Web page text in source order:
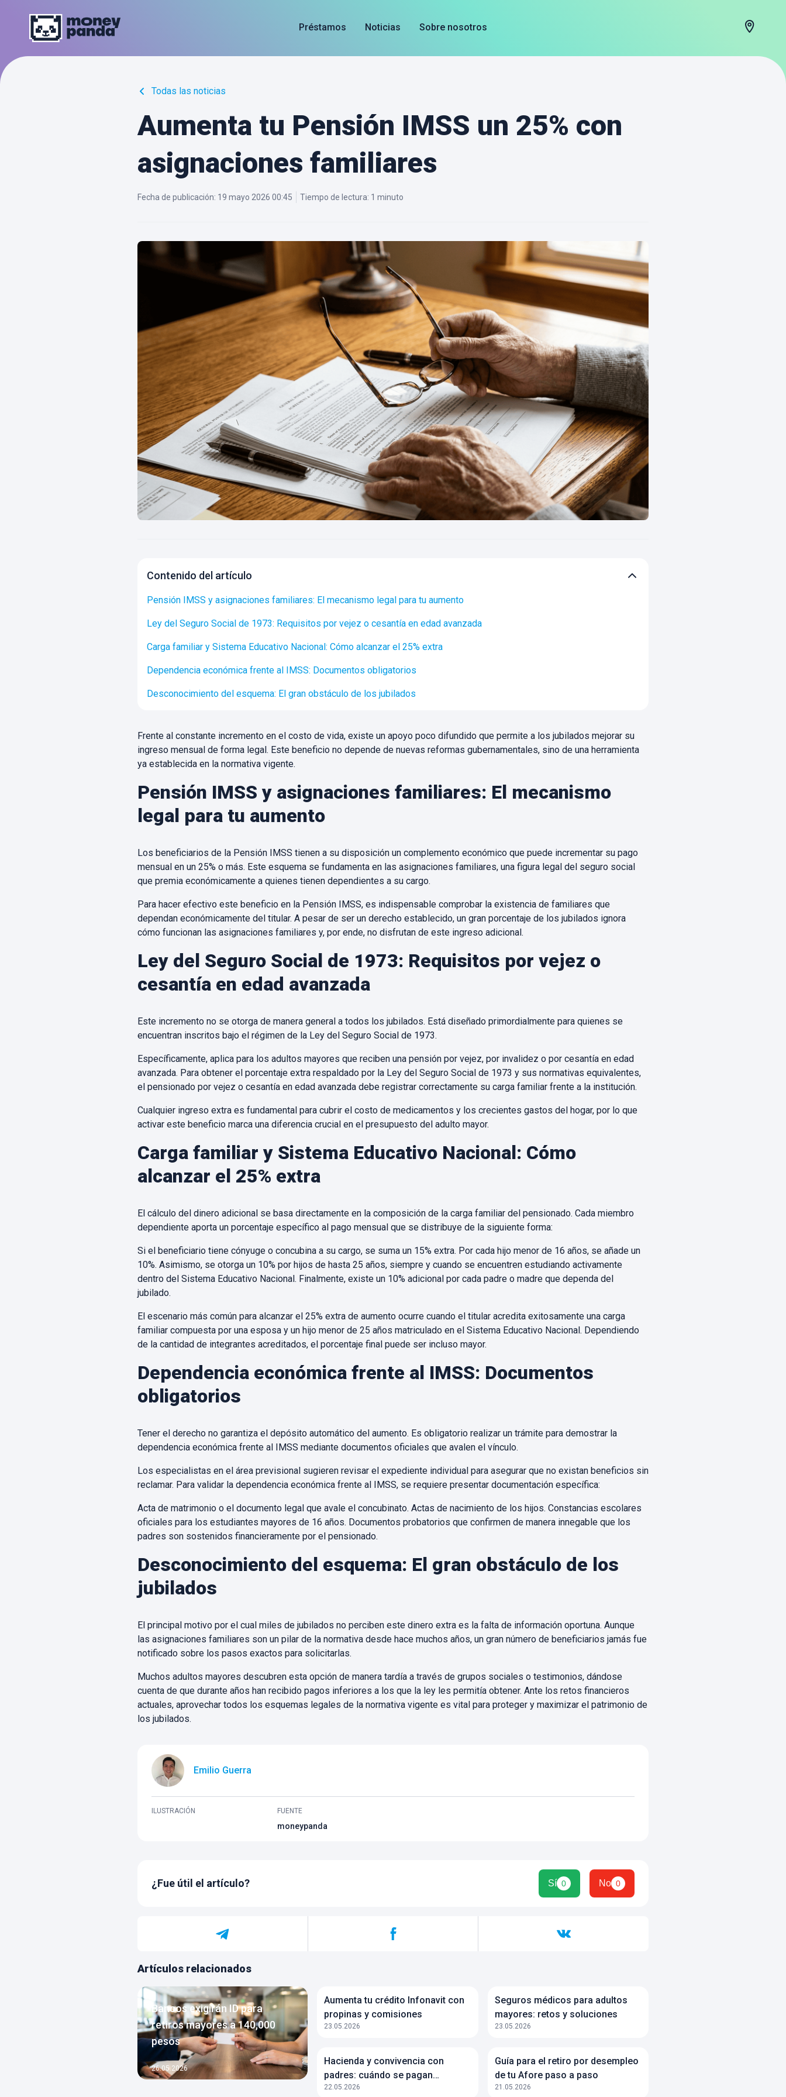
Préstamos Noticias Sobre nosotros
Todas las noticias
Aumenta tu Pensión IMSS un 25% con
asignaciones familiares
Fecha de publicación: 19 mayo 2026 00:45 Tiempo de lectura: 1 minuto
Contenido del artículo
Pensión IMSS y asignaciones familiares: El mecanismo legal para tu aumento
Ley del Seguro Social de 1973: Requisitos por vejez o cesantía en edad avanzada
Carga familiar y Sistema Educativo Nacional: Cómo alcanzar el 25% extra
Dependencia económica frente al IMSS: Documentos obligatorios
Desconocimiento del esquema: El gran obstáculo de los jubilados
Frente al constante incremento en el costo de vida, existe un apoyo poco difundido que permite a los jubilados mejorar su
ingreso mensual de forma legal. Este beneficio no depende de nuevas reformas gubernamentales, sino de una herramienta
ya establecida en la normativa vigente.
Pensión IMSS y asignaciones familiares: El mecanismo
legal para tu aumento
Los beneficiarios de la Pensión IMSS tienen a su disposición un complemento económico que puede incrementar su pago
mensual en un 25% o más. Este esquema se fundamenta en las asignaciones familiares, una figura legal del seguro social
que premia económicamente a quienes tienen dependientes a su cargo.
Para hacer efectivo este beneficio en la Pensión IMSS, es indispensable comprobar la existencia de familiares que
dependan económicamente del titular. A pesar de ser un derecho establecido, un gran porcentaje de los jubilados ignora
cómo funcionan las asignaciones familiares y, por ende, no disfrutan de este ingreso adicional.
Ley del Seguro Social de 1973: Requisitos por vejez o
cesantía en edad avanzada
Este incremento no se otorga de manera general a todos los jubilados. Está diseñado primordialmente para quienes se
encuentran inscritos bajo el régimen de la Ley del Seguro Social de 1973.
Específicamente, aplica para los adultos mayores que reciben una pensión por vejez, por invalidez o por cesantía en edad
avanzada. Para obtener el porcentaje extra respaldado por la Ley del Seguro Social de 1973 y sus normativas equivalentes,
el pensionado por vejez o cesantía en edad avanzada debe registrar correctamente su carga familiar frente a la institución.
Cualquier ingreso extra es fundamental para cubrir el costo de medicamentos y los crecientes gastos del hogar, por lo que
activar este beneficio marca una diferencia crucial en el presupuesto del adulto mayor.
Carga familiar y Sistema Educativo Nacional: Cómo
alcanzar el 25% extra
El cálculo del dinero adicional se basa directamente en la composición de la carga familiar del pensionado. Cada miembro
dependiente aporta un porcentaje específico al pago mensual que se distribuye de la siguiente forma:
Si el beneficiario tiene cónyuge o concubina a su cargo, se suma un 15% extra. Por cada hijo menor de 16 años, se añade un
10%. Asimismo, se otorga un 10% por hijos de hasta 25 años, siempre y cuando se encuentren estudiando activamente
dentro del Sistema Educativo Nacional. Finalmente, existe un 10% adicional por cada padre o madre que dependa del
jubilado.
El escenario más común para alcanzar el 25% extra de aumento ocurre cuando el titular acredita exitosamente una carga
familiar compuesta por una esposa y un hijo menor de 25 años matriculado en el Sistema Educativo Nacional. Dependiendo
de la cantidad de integrantes acreditados, el porcentaje final puede ser incluso mayor.
Dependencia económica frente al IMSS: Documentos
obligatorios
Tener el derecho no garantiza el depósito automático del aumento. Es obligatorio realizar un trámite para demostrar la
dependencia económica frente al IMSS mediante documentos oficiales que avalen el vínculo.
Los especialistas en el área previsional sugieren revisar el expediente individual para asegurar que no existan beneficios sin
reclamar. Para validar la dependencia económica frente al IMSS, se requiere presentar documentación específica:
Acta de matrimonio o el documento legal que avale el concubinato. Actas de nacimiento de los hijos. Constancias escolares
oficiales para los estudiantes mayores de 16 años. Documentos probatorios que confirmen de manera innegable que los
padres son sostenidos financieramente por el pensionado.
Desconocimiento del esquema: El gran obstáculo de los
jubilados
El principal motivo por el cual miles de jubilados no perciben este dinero extra es la falta de información oportuna. Aunque
las asignaciones familiares son un pilar de la normativa desde hace muchos años, un gran número de beneficiarios jamás fue
notificado sobre los pasos exactos para solicitarlas.
Muchos adultos mayores descubren esta opción de manera tardía a través de grupos sociales o testimonios, dándose
cuenta de que durante años han recibido pagos inferiores a los que la ley les permitía obtener. Ante los retos financieros
actuales, aprovechar todos los esquemas legales de la normativa vigente es vital para proteger y maximizar el patrimonio de
los jubilados.
Emilio Guerra
ILUSTRACIÓN FUENTE
moneypanda
¿Fue útil el artículo? Sí 0 No 0
Artículos relacionados
Bancos exigirán ID para
retiros mayores a 140,000
pesos
26.05.2026
Aumenta tu crédito Infonavit con
propinas y comisiones
23.05.2026
Seguros médicos para adultos
mayores: retos y soluciones
23.05.2026
Hacienda y convivencia con
padres: cuándo se pagan
impuestos
22.05.2026
Guía para el retiro por desempleo
de tu Afore paso a paso
21.05.2026